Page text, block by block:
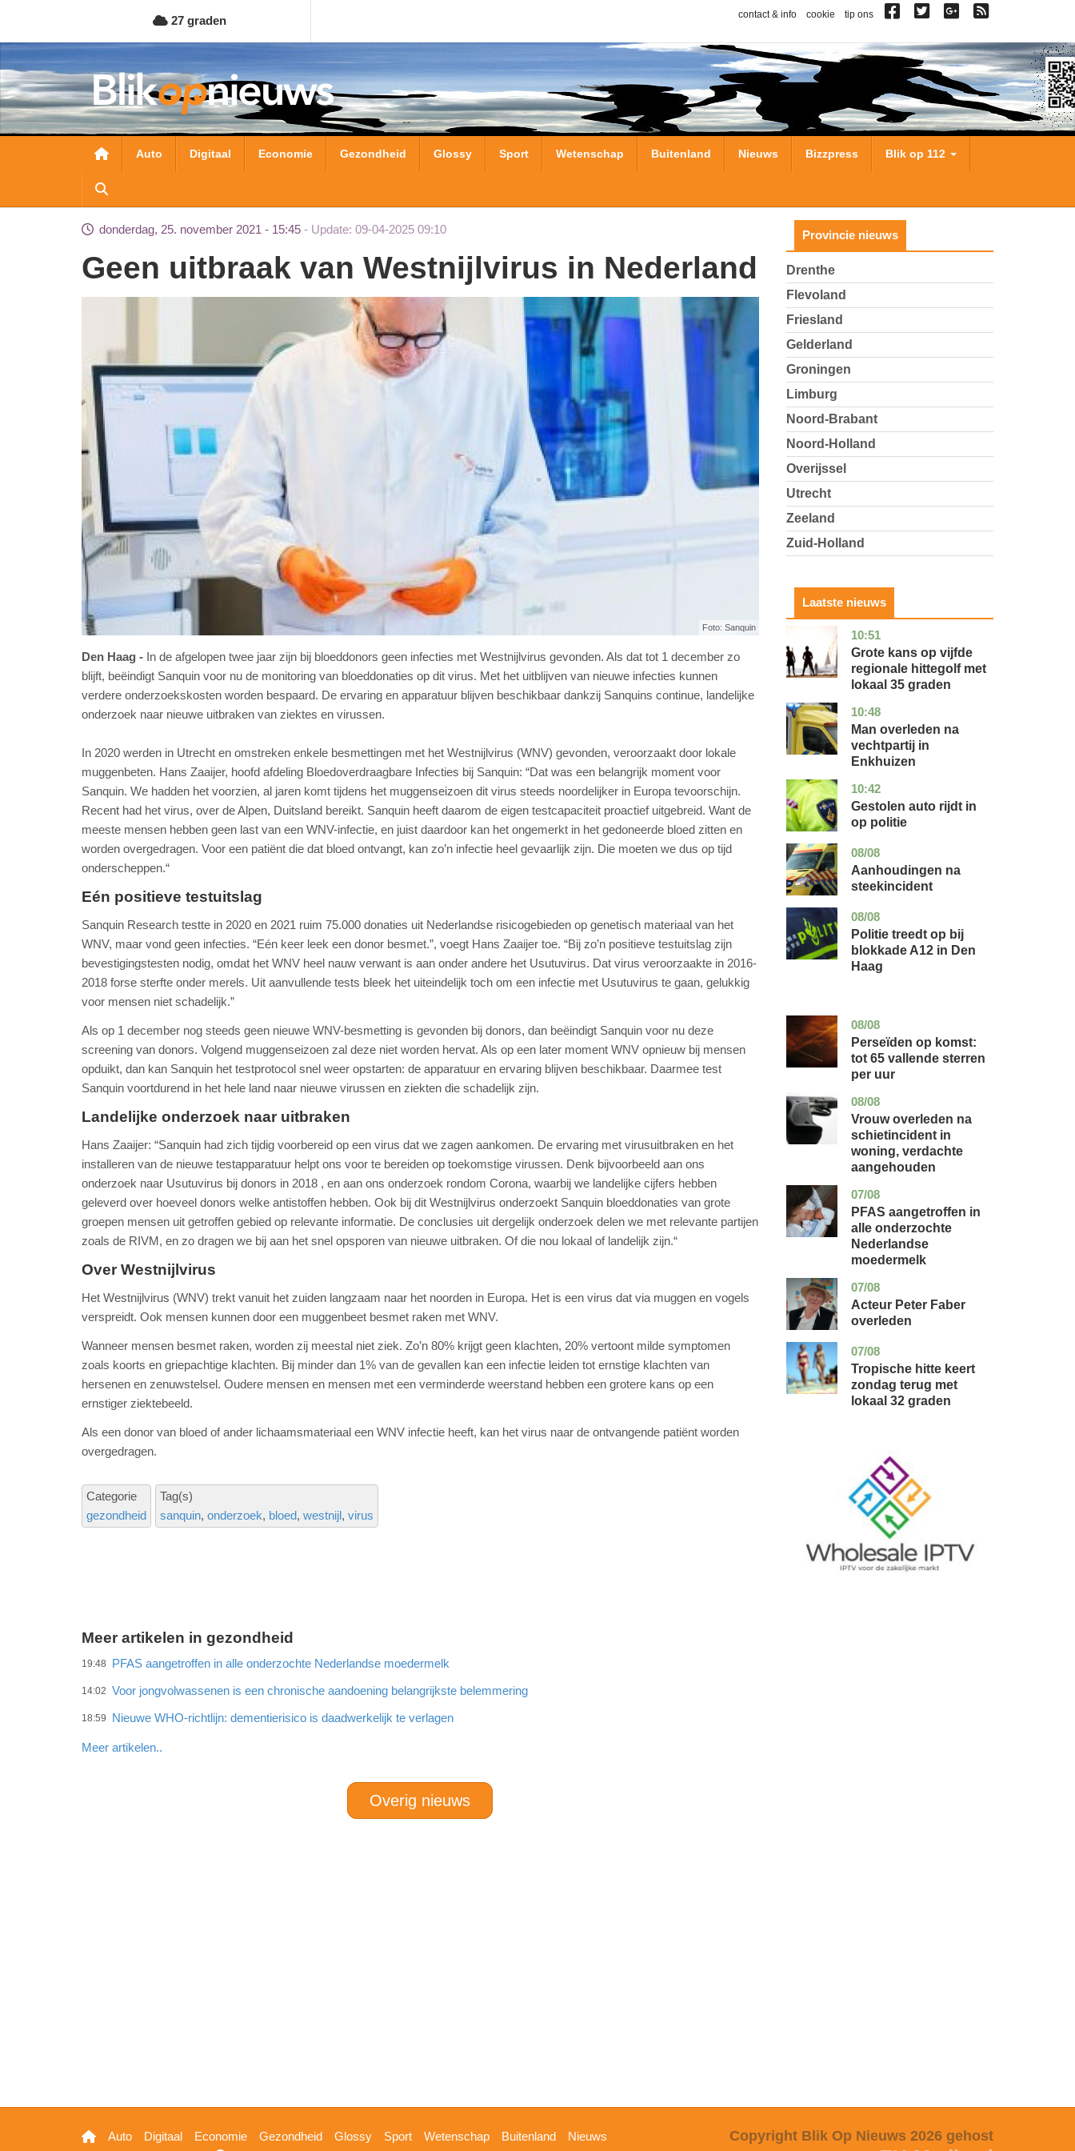
naar
de
inhoud
gaan
27 graden contact & info cookie tip ons
Hoofdnavigatie
Auto Digitaal Economie Gezondheid Glossy Sport Wetenschap Buitenland Nieuws Bizzpress Blik op 112
donderdag, 25. november 2021 - 15:45 Update: 09-04-2025 09:10
Geen uitbraak van Westnijlvirus in Nederland
Foto: Sanquin
Den Haag
In de afgelopen twee jaar zijn bij bloeddonors geen infecties met Westnijlvirus gevonden. Als dat tot 1 december zo
blijft, beëindigt Sanquin voor nu de monitoring van bloeddonaties op dit virus. Met het uitblijven van nieuwe infecties kunnen
verdere onderzoekskosten worden bespaard. De ervaring en apparatuur blijven beschikbaar dankzij Sanquins continue, landelijke
onderzoek naar nieuwe uitbraken van ziektes en virussen.
In 2020 werden in Utrecht en omstreken enkele besmettingen met het Westnijlvirus (WNV) gevonden, veroorzaakt door lokale
muggenbeten. Hans Zaaijer, hoofd afdeling Bloedoverdraagbare Infecties bij Sanquin: “Dat was een belangrijk moment voor
Sanquin. We hadden het voorzien, al jaren komt tijdens het muggenseizoen dit virus steeds noordelijker in Europa tevoorschijn.
Recent had het virus, over de Alpen, Duitsland bereikt. Sanquin heeft daarom de eigen testcapaciteit proactief uitgebreid. Want de
meeste mensen hebben geen last van een WNV-infectie, en juist daardoor kan het ongemerkt in het gedoneerde bloed zitten en
worden overgedragen. Voor een patiënt die dat bloed ontvangt, kan zo’n infectie heel gevaarlijk zijn. Die moeten we dus op tijd
onderscheppen.“
Eén positieve testuitslag
Sanquin Research testte in 2020 en 2021 ruim 75.000 donaties uit Nederlandse risicogebieden op genetisch materiaal van het
WNV, maar vond geen infecties. “Eén keer leek een donor besmet.”, voegt Hans Zaaijer toe. “Bij zo’n positieve testuitslag zijn
bevestigingstesten nodig, omdat het WNV heel nauw verwant is aan onder andere het Usutuvirus. Dat virus veroorzaakte in 2016-
2018 forse sterfte onder merels. Uit aanvullende tests bleek het uiteindelijk toch om een infectie met Usutuvirus te gaan, gelukkig
voor mensen niet schadelijk.”
Als op 1 december nog steeds geen nieuwe WNV-besmetting is gevonden bij donors, dan beëindigt Sanquin voor nu deze
screening van donors. Volgend muggenseizoen zal deze niet worden hervat. Als op een later moment WNV opnieuw bij mensen
opduikt, dan kan Sanquin het testprotocol snel weer opstarten: de apparatuur en ervaring blijven beschikbaar. Daarmee test
Sanquin voortdurend in het hele land naar nieuwe virussen en ziekten die schadelijk zijn.
Landelijke onderzoek naar uitbraken
Hans Zaaijer: “Sanquin had zich tijdig voorbereid op een virus dat we zagen aankomen. De ervaring met virusuitbraken en het
installeren van de nieuwe testapparatuur helpt ons voor te bereiden op toekomstige virussen. Denk bijvoorbeeld aan ons
onderzoek naar Usutuvirus bij donors in 2018 , en aan ons onderzoek rondom Corona, waarbij we landelijke cijfers hebben
geleverd over hoeveel donors welke antistoffen hebben. Ook bij dit Westnijlvirus onderzoekt Sanquin bloeddonaties van grote
groepen mensen uit getroffen gebied op relevante informatie. De conclusies uit dergelijk onderzoek delen we met relevante partijen
zoals de RIVM, en zo dragen we bij aan het snel opsporen van nieuwe uitbraken. Of die nou lokaal of landelijk zijn.“
Over Westnijlvirus
Het Westnijlvirus (WNV) trekt vanuit het zuiden langzaam naar het noorden in Europa. Het is een virus dat via muggen en vogels
verspreidt. Ook mensen kunnen door een muggenbeet besmet raken met WNV.
Wanneer mensen besmet raken, worden zij meestal niet ziek. Zo’n 80% krijgt geen klachten, 20% vertoont milde symptomen
zoals koorts en griepachtige klachten. Bij minder dan 1% van de gevallen kan een infectie leiden tot ernstige klachten van
hersenen en zenuwstelsel. Oudere mensen en mensen met een verminderde weerstand hebben een grotere kans op een
ernstiger ziektebeeld.
Als een donor van bloed of ander lichaamsmateriaal een WNV infectie heeft, kan het virus naar de ontvangende patiënt worden
overgedragen.
Categorie
gezondheid
Tag(s)
sanquin onderzoek bloed westnijl virus
Meer artikelen in gezondheid
19:48 PFAS aangetroffen in alle onderzochte Nederlandse moedermelk
14:02 Voor jongvolwassenen is een chronische aandoening belangrijkste belemmering
18:59 Nieuwe WHO-richtlijn: dementierisico is daadwerkelijk te verlagen
Meer artikelen..
Overig nieuws
Provincie nieuws
Drenthe
Flevoland
Friesland
Gelderland
Groningen
Limburg
Noord-Brabant
Noord-Holland
Overijssel
Utrecht
Zeeland
Zuid-Holland
Laatste nieuws
10:51
utrecht
nieuws
Grote kans op vijfde
regionale hittegolf met
lokaal 35 graden
10:48
noord-
holland
nieuws
Man overleden na
vechtpartij in
Enkhuizen
10:42
noord-
brabant
nieuws
Gestolen auto rijdt in
op politie
08/08
utrecht
nieuws
Aanhoudingen na
steekincident
08/08
zuid-
holland
nieuws
Politie treedt op bij
blokkade A12 in Den
Haag
08/08
utrecht
nieuws
Perseïden op komst:
tot 65 vallende sterren
per uur
08/08
zuid-
holland
nieuws
Vrouw overleden na
schietincident in
woning, verdachte
aangehouden
07/08
utrecht
gezondheid
PFAS aangetroffen in
alle onderzochte
Nederlandse
moedermelk
07/08
noord-
holland
glossy
Acteur Peter Faber
overleden
07/08
utrecht
nieuws
Tropische hitte keert
zondag terug met
lokaal 32 graden
Hoofdnavigatie
Auto Digitaal Economie Gezondheid Glossy Sport Wetenschap Buitenland
Nieuws
Copyright Blik Op Nieuws 2026 gehost